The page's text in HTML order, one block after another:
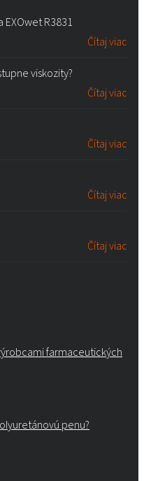
EXOwet R3831
Čítaj viac
viskozity?
Čítaj viac
Čítaj viac
Čítaj viac
Čítaj viac
farmaceutických
penu?